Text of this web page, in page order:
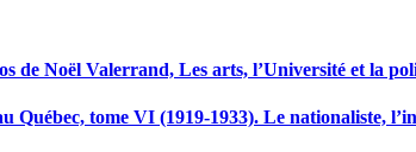
de Noël Valerrand, Les arts, l’Université et la
tome VI (1919-1933). Le nationaliste,